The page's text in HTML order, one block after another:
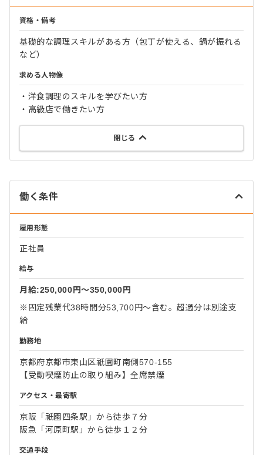
資格・備考
基礎的な調理スキルがある方（包丁が使える、鍋が振れる
など）
求める人物像
・洋食調理のスキルを学びたい方
・高級店で働きたい方
閉じる
働く条件
雇用形態
正社員
給与
月給:250,000円〜350,000円
※固定残業代38時間分53,700円～含む。超過分は別途支
給
勤務地
京都府京都市東山区祇園町南側570-155
【受動喫煙防止の取り組み】全席禁煙
アクセス・最寄駅
京阪「祇園四条駅」から徒歩７分
阪急「河原町駅」から徒歩１２分
交通手段